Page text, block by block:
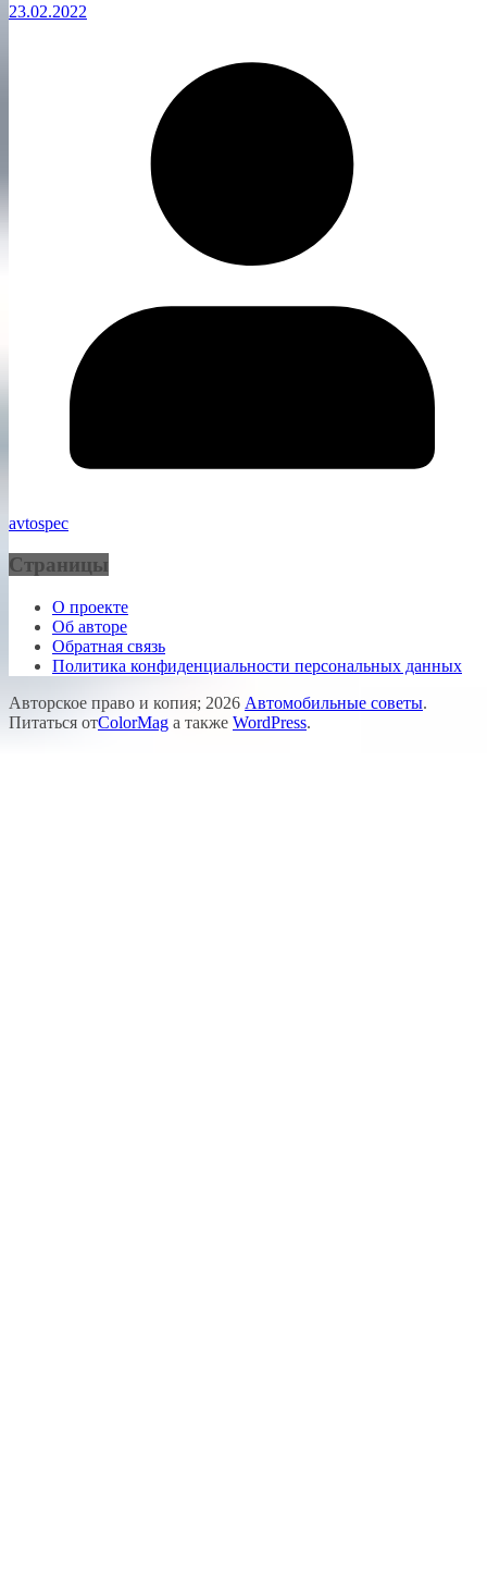
23.02.2022
avtospec
Страницы
О проекте
Об авторе
Обратная связь
Политика конфиденциальности персональных данных
Авторское право и копия; 2026 Автомобильные советы.
Питаться отColorMag а также WordPress.